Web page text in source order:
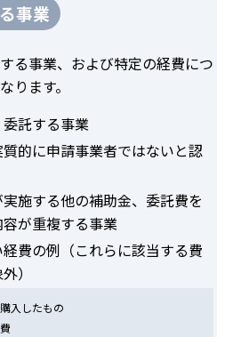
事業
る事業、および特定の経費につ
ります。
託する事業
的に申請事業者ではないと認
施する他の補助金、委託費を
が重複する事業
費の例（これらに該当する費
）
入したもの